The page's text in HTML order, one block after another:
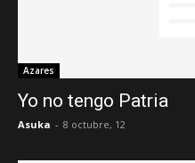
Azares
Yo no tengo Patria
Asuka - 8 octubre, 12